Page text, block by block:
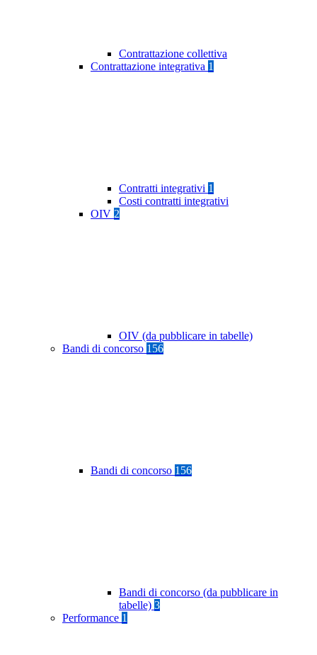
Contrattazione collettiva
Contrattazione integrativa 1
Contratti integrativi 1
Costi contratti integrativi
OIV 2
OIV (da pubblicare in tabelle)
Bandi di concorso 156
Bandi di concorso 156
Bandi di concorso (da pubblicare in
tabelle) 3
Performance 1